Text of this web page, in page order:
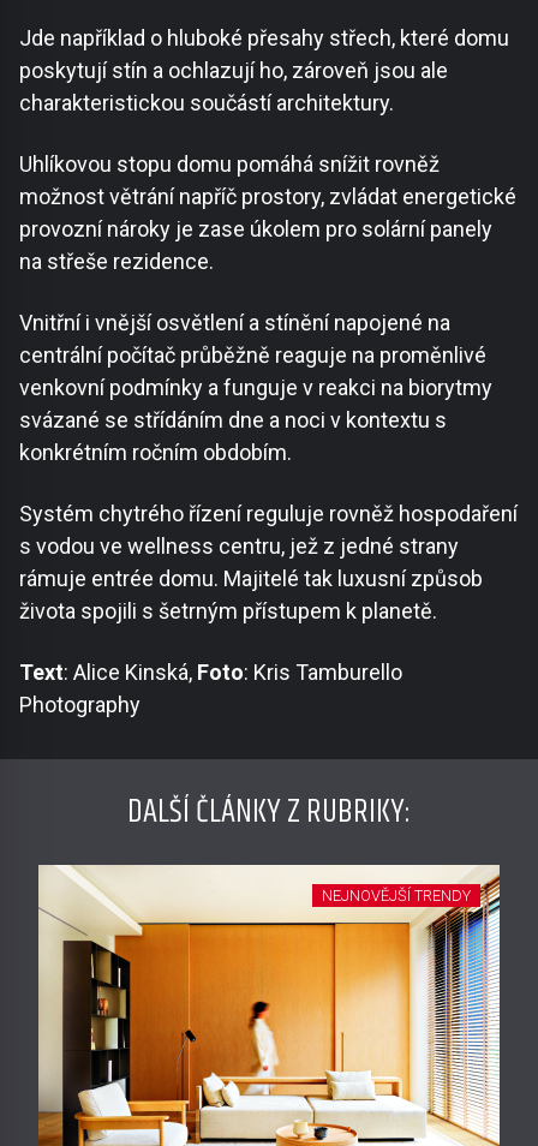
Jde například o hluboké přesahy střech, které domu
poskytují stín a ochlazují ho, zároveň jsou ale
charakteristickou součástí architektury.
Uhlíkovou stopu domu pomáhá snížit rovněž
možnost větrání napříč prostory, zvládat energetické
provozní nároky je zase úkolem pro solární panely
na střeše rezidence.
Vnitřní i vnější osvětlení a stínění napojené na
centrální počítač průběžně reaguje na proměnlivé
venkovní podmínky a funguje v reakci na biorytmy
svázané se střídáním dne a noci v kontextu s
konkrétním ročním obdobím.
Systém chytrého řízení reguluje rovněž hospodaření
s vodou ve wellness centru, jež z jedné strany
rámuje entrée domu. Majitelé tak luxusní způsob
života spojili s šetrným přístupem k planetě.
Text: Alice Kinská, Foto: Kris Tamburello
Photography
DALŠÍ ČLÁNKY Z RUBRIKY:
NEJNOVĚJŠÍ TRENDY